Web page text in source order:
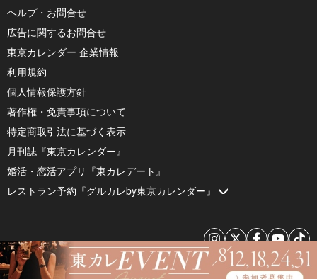
ヘルプ・お問合せ
広告に関するお問合せ
東京カレンダー 企業情報
利用規約
個人情報保護方針
著作権・免責事項について
特定商取引法に基づく表示
月刊誌『東京カレンダー』
婚活・恋活アプリ『東カレデート』
レストラン予約『グルカレby東京カレンダー』
© 2026 by Tokyo Calendar, Inc.